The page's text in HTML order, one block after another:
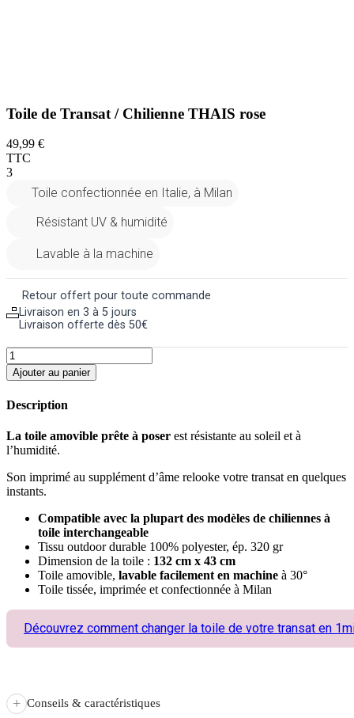
Toile de Transat / Chilienne THAIS rose
49,99 €
TTC
3
Toile confectionnée en Italie, à Milan
Résistant UV & humidité
Lavable à la machine
Retour offert pour toute commande
Livraison en 3 à 5 jours
Livraison offerte dès 50€
Ajouter au panier
Description
La toile amovible prête à poser est résistante au soleil et à
l’humidité.
Son imprimé au supplément d’âme relooke votre transat en quelques
instants.
Compatible avec la plupart des modèles de chiliennes à
toile interchangeable
Tissu outdoor durable 100% polyester, ép. 320 gr
Dimension de la toile : 132 cm x 43 cm
Toile amovible, lavable facilement en machine à 30°
Toile tissée, imprimée et confectionnée à Milan
Découvrez comment changer la toile de votre transat en
+ Conseils & caractéristiques